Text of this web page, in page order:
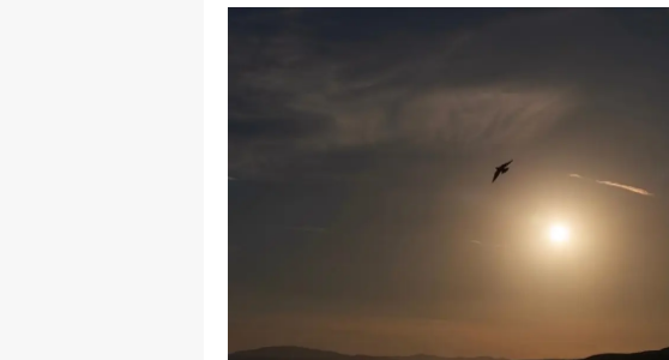
Mersin
İzmir
Kars